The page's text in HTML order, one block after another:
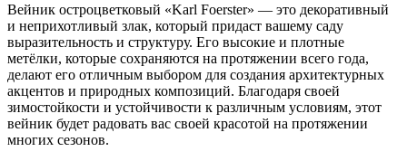
Вейник остроцветковый «Karl Foerster» — это декоративный
и неприхотливый злак, который придаст вашему саду
выразительность и структуру. Его высокие и плотные
метёлки, которые сохраняются на протяжении всего года,
делают его отличным выбором для создания архитектурных
акцентов и природных композиций. Благодаря своей
зимостойкости и устойчивости к различным условиям, этот
вейник будет радовать вас своей красотой на протяжении
многих сезонов.